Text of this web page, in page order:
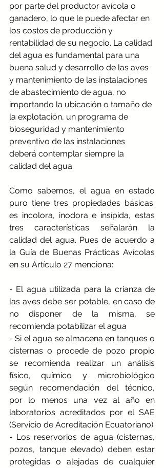
por parte del productor avícola o
ganadero, lo que le puede afectar en
los costos de producción y
rentabilidad de su negocio. La calidad
del agua es fundamental para una
buena salud y desarrollo de las aves
y mantenimiento de las instalaciones
de abastecimiento de agua, no
importando la ubicación o tamaño de
la explotación, un programa de
bioseguridad y mantenimiento
preventivo de las instalaciones
deberá contemplar siempre la
calidad del agua.
Como sabemos, el agua en estado
puro tiene tres propiedades básicas:
es incolora, inodora e insípida, estas
tres características señalarán la
calidad del agua. Pues de acuerdo a
la Guía de Buenas Prácticas Avícolas
en su Artículo 27 menciona:
- El agua utilizada para la crianza de
las aves debe ser potable, en caso de
no disponer de la misma, se
recomienda potabilizar el agua
- Si el agua se almacena en tanques o
cisternas o procede de pozo propio
se recomienda realizar un análisis
físico, químico y microbiológico
según recomendación del técnico,
por lo menos una vez al año en
laboratorios acreditados por el SAE
(Servicio de Acreditación Ecuatoriano).
- Los reservorios de agua (cisternas,
pozos, tanque elevado) deben estar
protegidas o alejadas de cualquier